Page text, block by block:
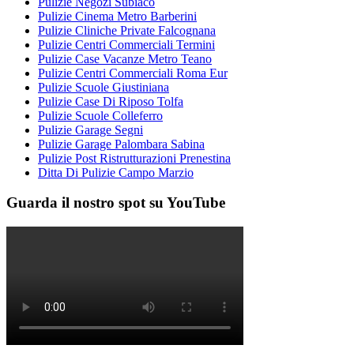
Pulizie Cinema Metro Barberini
Pulizie Cliniche Private Falcognana
Pulizie Centri Commerciali Termini
Pulizie Case Vacanze Metro Teano
Pulizie Centri Commerciali Roma Eur
Pulizie Scuole Giustiniana
Pulizie Case Di Riposo Tolfa
Pulizie Scuole Colleferro
Pulizie Garage Segni
Pulizie Garage Palombara Sabina
Pulizie Post Ristrutturazioni Prenestina
Ditta Di Pulizie Campo Marzio
Guarda il nostro spot su YouTube